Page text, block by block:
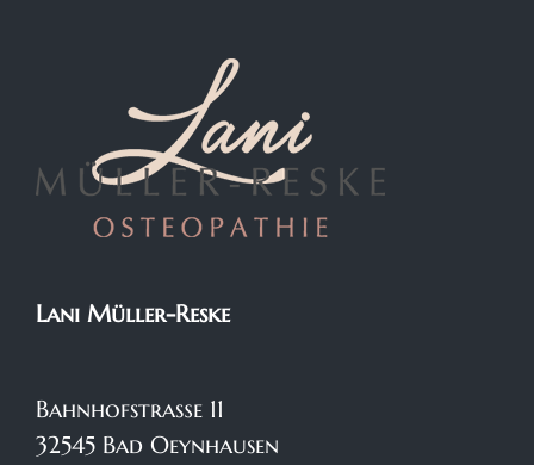
Lani Müller-Reske
Bahnhofstraße 11
32545 Bad Oeynhausen